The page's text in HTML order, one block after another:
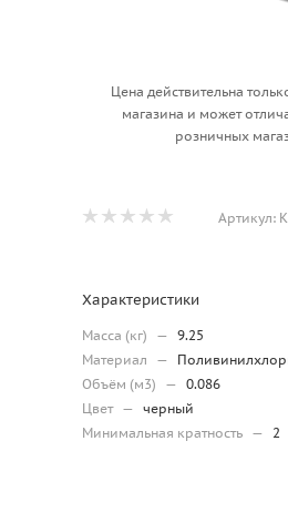
Цена действительна
магазина и может
розничных
Артикул:
Характеристики
Масса (кг) — 9.25
Материал
—
Объём (м3)
— 0.086
Цвет — черный
Минимальная кратность — 2